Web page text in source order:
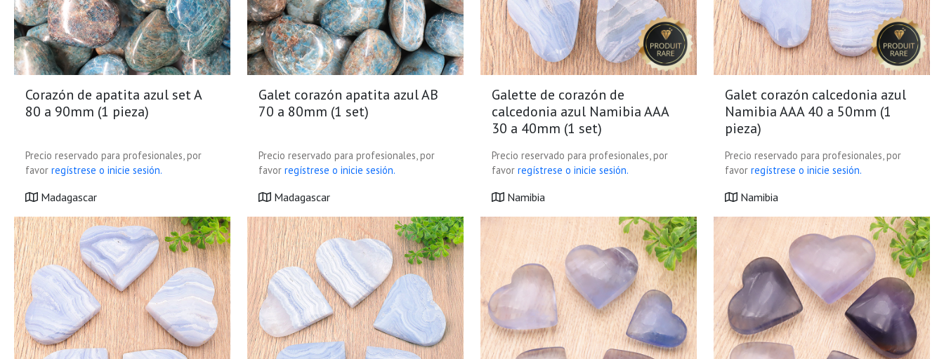
Corazón de apatita azul set A
80 a 90mm (1 pieza)
Precio reservado para profesionales, por
favor regístrese o inicie sesión.
Madagascar
Galet corazón apatita azul AB
70 a 80mm (1 set)
Precio reservado para profesionales, por
favor regístrese o inicie sesión.
Madagascar
Galette de corazón de
calcedonia azul Namibia AAA
30 a 40mm (1 set)
Precio reservado para profesionales, por
favor regístrese o inicie sesión.
Namibia
Galet corazón calcedonia azul
Namibia AAA 40 a 50mm (1
pieza)
Precio reservado para profesionales, por
favor regístrese o inicie sesión.
Namibia